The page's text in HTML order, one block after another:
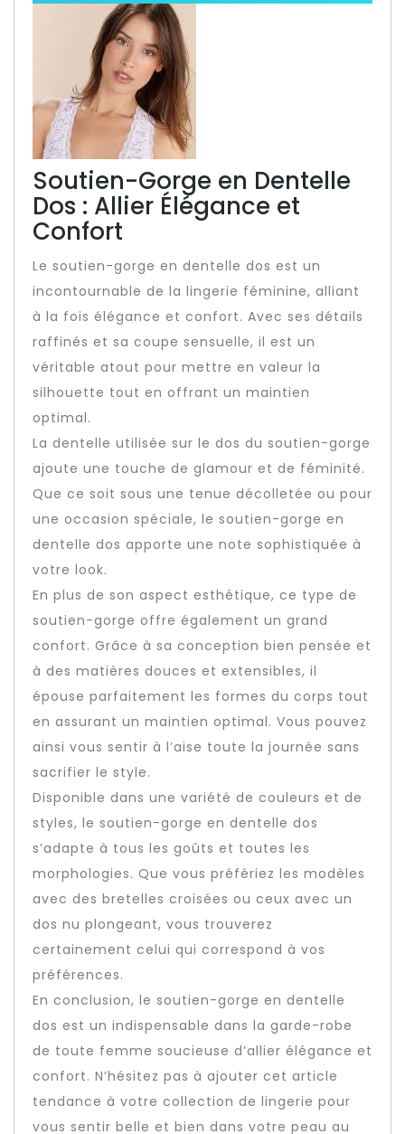
Soutien-Gorge en Dentelle
Dos : Allier Élégance et
Confort
Le soutien-gorge en dentelle dos est un
incontournable de la lingerie féminine, alliant
à la fois élégance et confort. Avec ses détails
raffinés et sa coupe sensuelle, il est un
véritable atout pour mettre en valeur la
silhouette tout en offrant un maintien
optimal.
La dentelle utilisée sur le dos du soutien-gorge
ajoute une touche de glamour et de féminité.
Que ce soit sous une tenue décolletée ou pour
une occasion spéciale, le soutien-gorge en
dentelle dos apporte une note sophistiquée à
votre look.
En plus de son aspect esthétique, ce type de
soutien-gorge offre également un grand
confort. Grâce à sa conception bien pensée et
à des matières douces et extensibles, il
épouse parfaitement les formes du corps tout
en assurant un maintien optimal. Vous pouvez
ainsi vous sentir à l’aise toute la journée sans
sacrifier le style.
Disponible dans une variété de couleurs et de
styles, le soutien-gorge en dentelle dos
s’adapte à tous les goûts et toutes les
morphologies. Que vous préfériez les modèles
avec des bretelles croisées ou ceux avec un
dos nu plongeant, vous trouverez
certainement celui qui correspond à vos
préférences.
En conclusion, le soutien-gorge en dentelle
dos est un indispensable dans la garde-robe
de toute femme soucieuse d’allier élégance et
confort. N’hésitez pas à ajouter cet article
tendance à votre collection de lingerie pour
vous sentir belle et bien dans votre peau au